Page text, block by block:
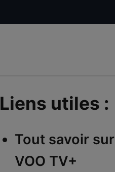
Liens utiles :
Tout savoir sur
VOO TV+